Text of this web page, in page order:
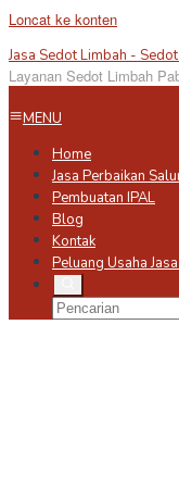
Loncat ke konten
Jasa Sedot Limbah -
Layanan Sedot Limbah
MENU
Home
Jasa Perbaikan
Pembuatan IPAL
Blog
Kontak
Peluang Usaha